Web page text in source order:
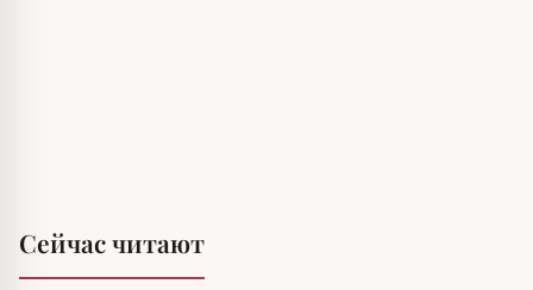
Сейчас читают